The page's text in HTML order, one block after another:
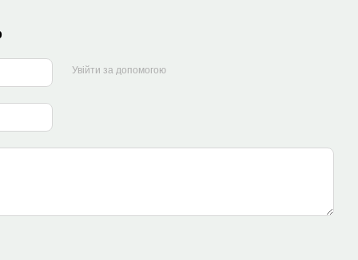
Увійти за допомогою